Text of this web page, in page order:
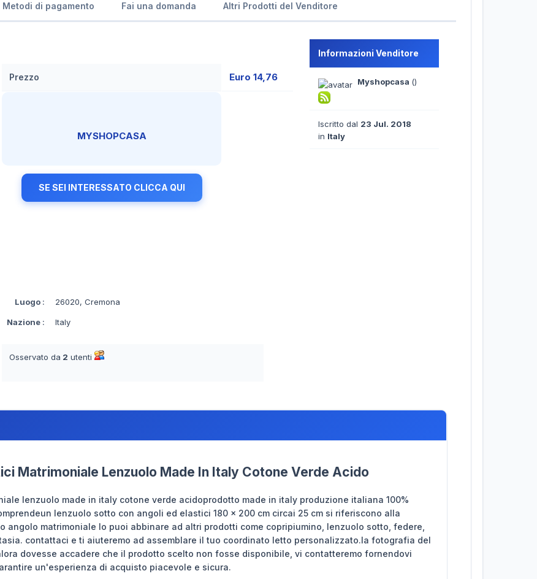
Metodi di pagamento Fai una domanda Altri Prodotti del Venditore
Prezzo Euro 14,76
MYSHOPCASA
SE SEI INTERESSATO CLICCA QUI
Luogo : 26020, Cremona
Nazione : Italy
Osservato da 2 utenti
Informazioni Venditore
Myshopcasa ()
Iscritto dal 23 Jul. 2018
in Italy
Matrimoniale Lenzuolo Made In Italy Cotone Verde Acido
lenzuolo made in italy cotone verde acidoprodotto made in italy produzione italiana 100%
lenzuolo sotto con angoli ed elastici 180 x 200 cm circai 25 cm si riferiscono alla
angolo matrimoniale lo puoi abbinare ad altri prodotti come copripiumino, lenzuolo sotto, federe,
contattaci e ti aiuteremo ad assemblare il tuo coordinato letto personalizzato.la fotografia del
dovesse accadere che il prodotto scelto non fosse disponibile, vi contatteremo fornendovi
un'esperienza di acquisto piacevole e sicura.